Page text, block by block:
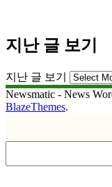
지난 글 보기
지난 글 보기
Newsmatic - News
BlazeThemes.